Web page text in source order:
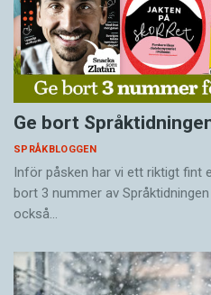
Ge bort
SPRÅKBLOGGEN
Inför påsken har vi ett riktigt fint
bort 3 nummer av
också…